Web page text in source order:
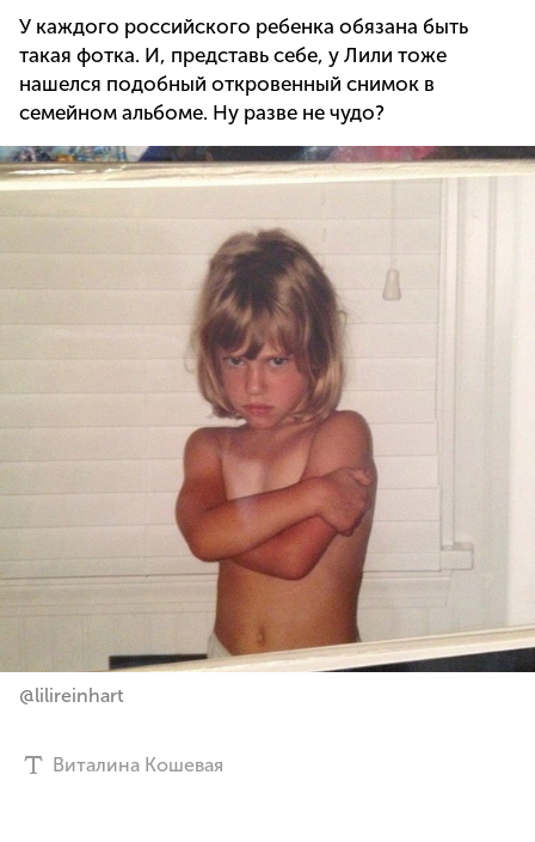
У каждого российского ребенка обязана быть
такая фотка. И, представь себе, у Лили тоже
нашелся подобный откровенный снимок в
семейном альбоме. Ну разве не чудо?
@lilireinhart
Виталина Кошевая